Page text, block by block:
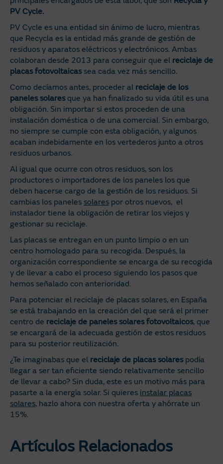
PV Cycle.
PV Cycle es una entidad sin ánimo de lucro, mientras
que Recycla es la entidad más grande de gestión de
residuos y aparatos eléctricos y electrónicos. Ambas
colaboran desde 2013 para conseguir que el reciclaje de
placas fotovoltaicassea cada vez más sencillo.
Como decíamos antes, proceder al reciclaje de los
paneles solaresque ya han finalizado su vida útil es una
obligación. Sin importar si estos proceden de una
instalación doméstica o de una comercial. Sin embargo,
no siempre se cumple con esta obligación, y algunos
acaban indebidamente en los vertederos junto a otros
residuos urbanos.
Al igual que ocurre con otros residuos, son los
productores o importadores de los paneles los que
deben hacerse cargo de la gestión de los residuos. Si
cambias los paneles solares por otros nuevos, el
instalador tiene la obligación de retirar los viejos y
gestionar su reciclaje.
Las placas se entregan en un punto limpio o en un
centro homologado para su recogida. Después, la
organización correspondiente se encarga de su recogida
y de llevar a cabo el proceso siguiendo los pasos que
hemos señalado con anterioridad.
Para potenciar el reciclaje de placas solares, en España
se está trabajando en la creación del que será el primer
centro de reciclaje de paneles solares fotovoltaicos, que
se encargará de la adecuada gestión de estos residuos
para su posterior reutilización.
¿Te imaginabas que el reciclaje de placas solarespodía
llegar a ser tan eficiente siendo relativamente sencillo
de llevar a cabo? Sin duda, este es un motivo más para
pasarte a la energía solar. Si quieres instalar placas
solares, hazlo ahora con nuestra oferta y ahórrate un
15%.
Artículos Relacionados